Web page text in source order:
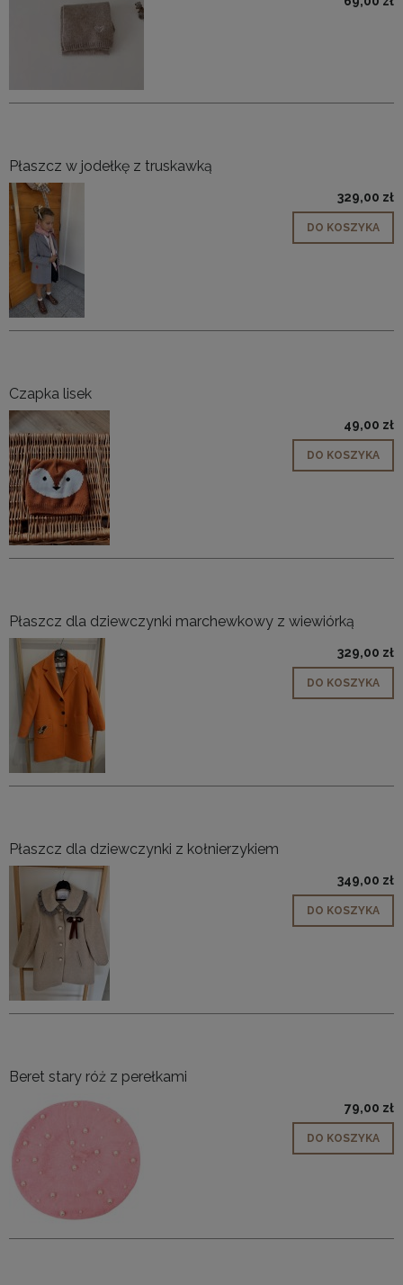
Płaszcz w jodełkę z truskawką
329,00 zł
DO KOSZYKA
Czapka lisek
49,00 zł
DO KOSZYKA
Płaszcz dla dziewczynki marchewkowy z wiewiórką
329,00 zł
DO KOSZYKA
Płaszcz dla dziewczynki z kołnierzykiem
349,00 zł
DO KOSZYKA
Beret stary róż z perełkami
79,00 zł
DO KOSZYKA